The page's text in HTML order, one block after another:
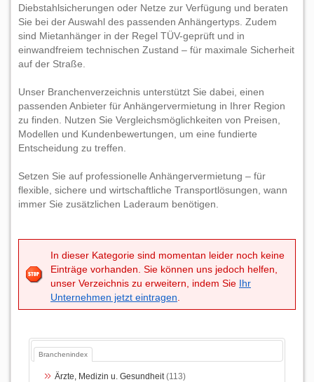
Diebstahlsicherungen oder Netze zur Verfügung und beraten
Sie bei der Auswahl des passenden Anhängertyps. Zudem
sind Mietanhänger in der Regel TÜV-geprüft und in
einwandfreiem technischen Zustand – für maximale Sicherheit
auf der Straße.
Unser Branchenverzeichnis unterstützt Sie dabei, einen
passenden Anbieter für Anhängervermietung in Ihrer Region
zu finden. Nutzen Sie Vergleichsmöglichkeiten von Preisen,
Modellen und Kundenbewertungen, um eine fundierte
Entscheidung zu treffen.
Setzen Sie auf professionelle Anhängervermietung – für
flexible, sichere und wirtschaftliche Transportlösungen, wann
immer Sie zusätzlichen Laderaum benötigen.
In dieser Kategorie sind momentan leider noch keine
Einträge vorhanden. Sie können uns jedoch helfen,
unser Verzeichnis zu erweitern, indem Sie Ihr
Unternehmen jetzt eintragen
Branchenindex
Ärzte, Medizin u. Gesundheit(113)